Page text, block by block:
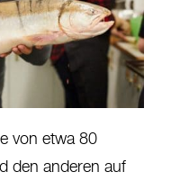
von etwa 80
den anderen auf